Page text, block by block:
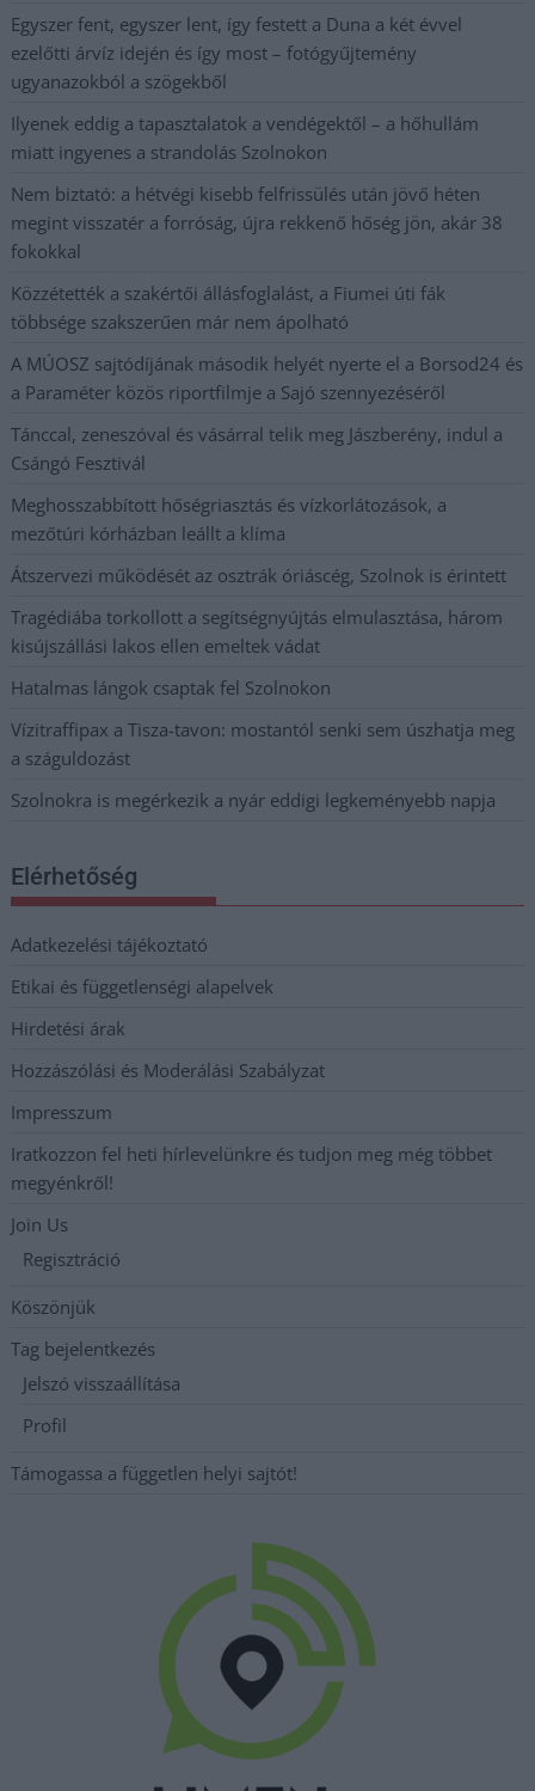
Egyszer fent, egyszer lent, így festett a Duna a két évvel
ezelőtti árvíz idején és így most – fotógyűjtemény
ugyanazokból a szögekből
Ilyenek eddig a tapasztalatok a vendégektől – a hőhullám
miatt ingyenes a strandolás Szolnokon
Nem biztató: a hétvégi kisebb felfrissülés után jövő héten
megint visszatér a forróság, újra rekkenő hőség jön, akár 38
fokokkal
Közzétették a szakértői állásfoglalást, a Fiumei úti fák
többsége szakszerűen már nem ápolható
A MÚOSZ sajtódíjának második helyét nyerte el a Borsod24 és
a Paraméter közös riportfilmje a Sajó szennyezéséről
Tánccal, zeneszóval és vásárral telik meg Jászberény, indul a
Csángó Fesztivál
Meghosszabbított hőségriasztás és vízkorlátozások, a
mezőtúri kórházban leállt a klíma
Átszervezi működését az osztrák óriáscég, Szolnok is érintett
Tragédiába torkollott a segítségnyújtás elmulasztása, három
kisújszállási lakos ellen emeltek vádat
Hatalmas lángok csaptak fel Szolnokon
Vízitraffipax a Tisza-tavon: mostantól senki sem úszhatja meg
a száguldozást
Szolnokra is megérkezik a nyár eddigi legkeményebb napja
Elérhetőség
Adatkezelési tájékoztató
Etikai és függetlenségi alapelvek
Hirdetési árak
Hozzászólási és Moderálási Szabályzat
Impresszum
Iratkozzon fel heti hírlevelünkre és tudjon meg még többet
megyénkről!
Join Us
Regisztráció
Köszönjük
Tag bejelentkezés
Jelszó visszaállítása
Profil
Támogassa a független helyi sajtót!